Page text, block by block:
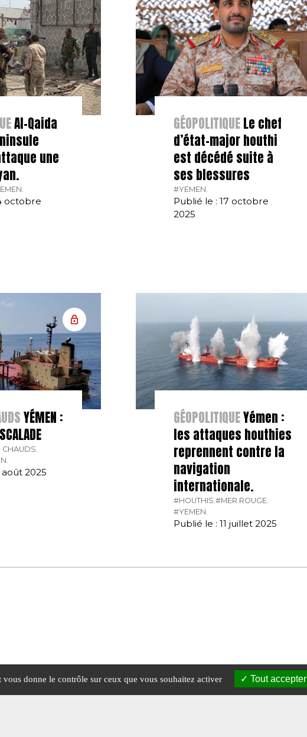
Al-Qaida
une
octobre
GÉOPOLITIQUELe chef
d’état-major houthi
est décédé suite à
ses blessures
#YEMEN.
Publié le : 17 octobre
2025
YÉMEN :
CHAUDS.
août 2025
GÉOPOLITIQUEYémen :
les attaques houthies
reprennent contre la
navigation
internationale.
#HOUTHIS.#MER ROUGE.
#YEMEN.
Publié le : 11 juillet 2025
vous donne le contrôle sur ceux que vous souhaitez activer Tout accepter